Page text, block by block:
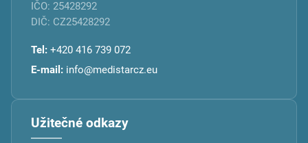
IČO: 25428292
DIČ: CZ25428292
Tel: +420 416 739 072
E-mail: info@medistarcz.eu
Užitečné odkazy